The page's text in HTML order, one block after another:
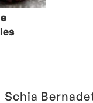
Schia